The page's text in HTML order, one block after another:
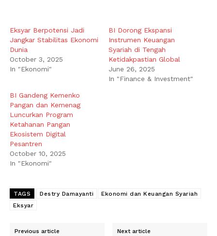
Eksyar Berpotensi Jadi
Jangkar Stabilitas Ekonomi
Dunia
October 3, 2025
In "Ekonomi"
BI Dorong Ekspansi
Instrumen Keuangan
Syariah di Tengah
Ketidakpastian Global
June 26, 2025
In "Finance & Investment"
BI Gandeng Kemenko
Pangan dan Kemenag
Luncurkan Program
Ketahanan Pangan
Ekosistem Digital
Pesantren
October 10, 2025
In "Ekonomi"
TAGS Destry Damayanti
Ekonomi dan Keuangan Syariah
Eksyar
Previous article Next article